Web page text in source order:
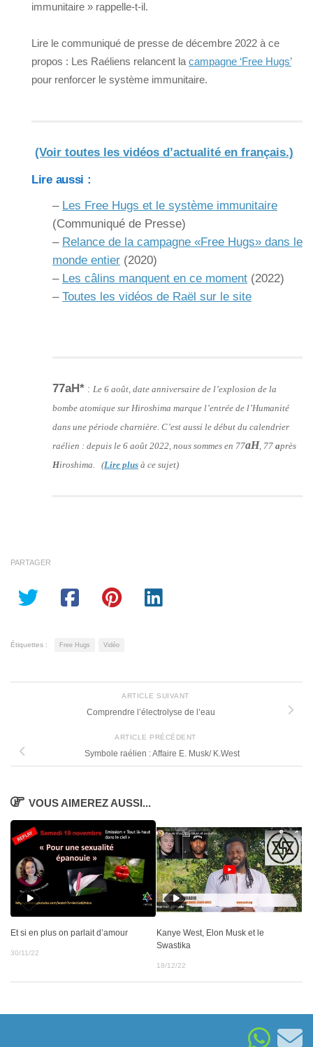
immunitaire » rappelle-t-il.
Lire le communiqué de presse de décembre 2022 à ce
propos : Les Raéliens relancent la campagne ‘Free Hugs’
pour renforcer le système immunitaire.
(Voir toutes les vidéos d’actualité en français.)
Lire aussi :
– Les Free Hugs et le système immunitaire
(Communiqué de Presse)
– Relance de la campagne «Free Hugs» dans le
monde entier (2020)
– Les câlins manquent en ce moment (2022)
– Toutes les vidéos de Raël sur le site
77aH* : Le 6 août, date anniversaire de l’explosion de la
bombe atomique sur Hiroshima marque l’entrée de l’Humanité
dans une période charnière. C’est aussi le début du calendrier
raélien : depuis le 6 août 2022, nous sommes en 77aH, 77 après
Hiroshima. (Lire plus à ce sujet)
PARTAGER
Étiquettes : Free Hugs Vidéo
ARTICLE SUIVANT
Comprendre l’électrolyse de l’eau
ARTICLE PRÉCÉDENT
Symbole raélien : Affaire E. Musk/ K.West
VOUS AIMEREZ AUSSI...
Et si en plus on parlait d’amour
30/11/22
Kanye West, Elon Musk et le
Swastika
18/12/22